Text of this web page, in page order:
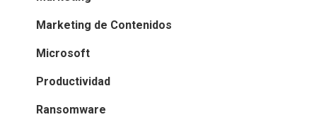
Marketing de Contenidos
Microsoft
Productividad
Ransomware